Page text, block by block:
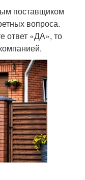
поставщиком
вопроса.
ответ «ДА», то